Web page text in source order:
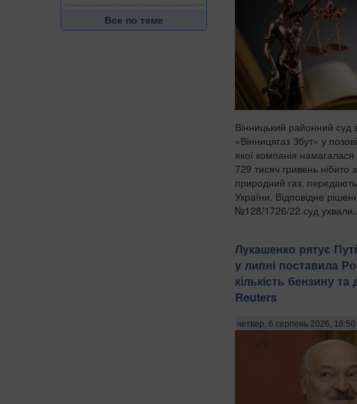
Все по теме
Вінницький районний суд
«Вінницягаз Збут» у
якої компанія
729 тисяч гривень нібито
природний газ,
України. Відповідне
№128/1726/22 суд ухвали...
Лукашенко рятує
у липні поставила
кількість бензину та
Reuters
четвер, 6 серпень 2026, 18:50